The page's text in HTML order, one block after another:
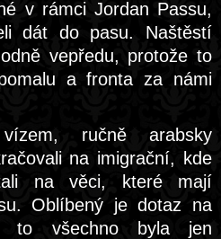
v rámci Jordan Passu,
dát do pasu. Naštěstí
vepředu, protože to
a fronta za námi
ručně arabsky
na imigrační, kde
na věci, které mají
Oblíbený je dotaz na
to všechno byla jen